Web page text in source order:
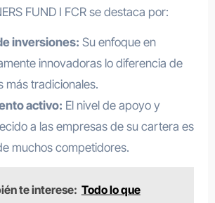
FUND I FCR se destaca por:
inversiones: Su enfoque en
innovadoras lo diferencia de
más tradicionales.
activo: El nivel de apoyo y
a las empresas de su cartera es
muchos competidores.
te interese: Todo lo que